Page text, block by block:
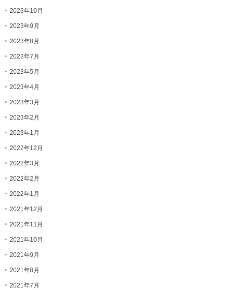
2023年10月
2023年9月
2023年8月
2023年7月
2023年5月
2023年4月
2023年3月
2023年2月
2023年1月
2022年12月
2022年3月
2022年2月
2022年1月
2021年12月
2021年11月
2021年10月
2021年9月
2021年8月
2021年7月